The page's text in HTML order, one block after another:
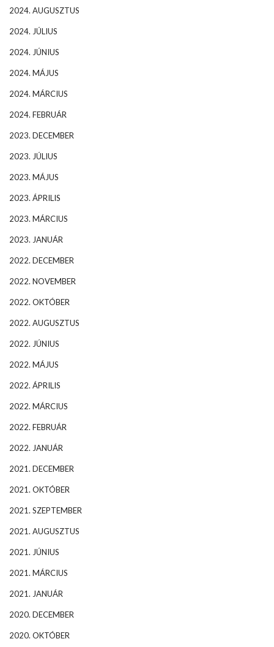
2024. AUGUSZTUS
2024. JÚLIUS
2024. JÚNIUS
2024. MÁJUS
2024. MÁRCIUS
2024. FEBRUÁR
2023. DECEMBER
2023. JÚLIUS
2023. MÁJUS
2023. ÁPRILIS
2023. MÁRCIUS
2023. JANUÁR
2022. DECEMBER
2022. NOVEMBER
2022. OKTÓBER
2022. AUGUSZTUS
2022. JÚNIUS
2022. MÁJUS
2022. ÁPRILIS
2022. MÁRCIUS
2022. FEBRUÁR
2022. JANUÁR
2021. DECEMBER
2021. OKTÓBER
2021. SZEPTEMBER
2021. AUGUSZTUS
2021. JÚNIUS
2021. MÁRCIUS
2021. JANUÁR
2020. DECEMBER
2020. OKTÓBER